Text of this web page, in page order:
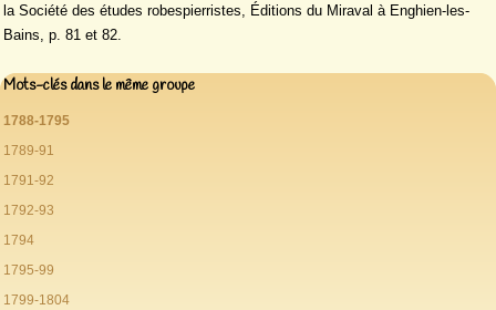
la Société des études robespierristes, Éditions du Miraval à Enghien-les-
Bains, p. 81 et 82.
Mots-clés dans le même groupe
1788-1795
1789-91
1791-92
1792-93
1794
1795-99
1799-1804